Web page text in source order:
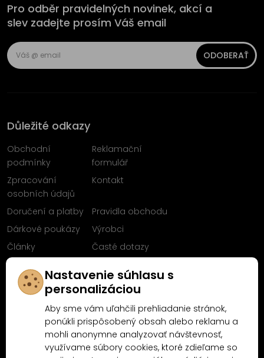
Pro odběr pravidelných novinek, akcí a
slev zadejte prosím Váš email
ODOBERAŤ
Důležité odkazy
Obchodní
podmínky
Reklamační
formulář
Zpracování
osobních údajů
Kontakt
Doručení a platby
Pravidla obchodu
Dárkové poukázy
Výrobci
Články
Časté dotazy
Facebooku
Proč nakoupit u MN-Modelář.cz
Nastavenie súhlasu s
personalizáciou
Aby sme vám uľahčili prehliadanie stránok,
ponúkli prispôsobený obsah alebo reklamu a
mohli anonymne analyzovať návštevnosť,
využívame súbory cookies, ktoré zdieľame so